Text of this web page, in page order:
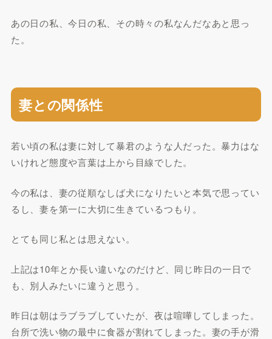
あの日の私、今日の私、その時々の私なんだなあと思っ
た。
妻との関係性
若い頃の私は妻に対して暴君のような人だった。暴力はな
いけれど態度や言葉は上から目線でした。
今の私は、妻の従順なしば犬になりたいと本気で思ってい
るし、妻を第一に大切に生きているつもり。
とても同じ私とは思えない。
上記は10年とか長い違いなのだけど、同じ昨日の一日で
も、別人みたいに違うと思う。
昨日は朝はラブラブしていたが、夜は喧嘩してしまった。
台所で洗い物の最中に食器が割れてしまった。妻の手が滑